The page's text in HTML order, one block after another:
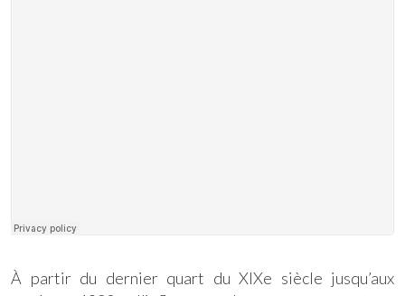
À partir du dernier quart du XIXe siècle jusqu’aux